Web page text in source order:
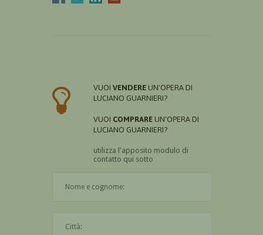
VUOI VENDERE UN'OPERA DI
LUCIANO GUARNIERI?
VUOI COMPRARE UN'OPERA DI
LUCIANO GUARNIERI?
utilizza l'apposito modulo di
contatto qui sotto